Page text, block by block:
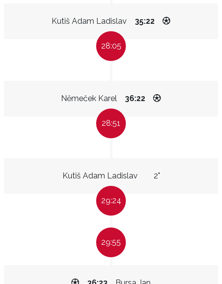
Kutiš Adam Ladislav 35:22
28:05
Němeček Karel 36:22
28:51
Kutiš Adam Ladislav 2"
29:24
29:55